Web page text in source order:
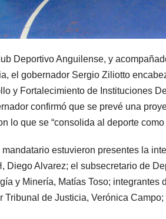
Deportivo Anguilense, y
el gobernador Sergio Ziliotto
y Fortalecimiento de Instituciones
confirmó que se prevé una
lo que se “consolida al deporte
mandatario estuvieron presentes la
Diego Alvarez; el subsecretario de
y Minería, Matías Toso;
Tribunal de Justicia, Verónica